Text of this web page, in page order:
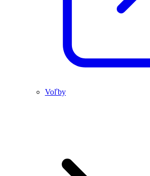
Voľby